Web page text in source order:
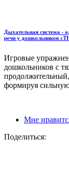
Дыхательная система -
речи у дошкольников
Игровые
дошкольников с
формируя
Мне
Поделиться: